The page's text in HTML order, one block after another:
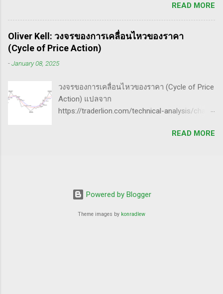
3/01/21/book-review-of-stock-market-
technique-number-one-by-richard-d-wyckoff/
ขั้นตอนการทำราคาของ Market Maker 1) เลือก
เป้าหมาย - ทำการทดสอบอย่างต่อเนื่องเพื่อดูว่า
ตลาดที่มีความต้านทานน้อยสุด - ที่ต้องเลือกตัวที่
มีความต้าน...
ตนเอง และต้องตั้งกฏขึ้นมา - ต้องมีวินัย ทำตาม
กฎ - ต้องอยู่ในขอบเขตความรู้/สามารถในการ
แข่งขันตน - เทรดตาม setup ที่คุ้นเคย - ห้ามถัว
เฉลี่ยขาดทุน เป้าหมายของนักเทรดมืออาชีพ -
ตัดขาดทุนให้เสียหายน้อยไว้ก่อน - กินกำไรคำ
ใหญ่(กว่าตัดขาดทุน) - ทบต้นให้ได้มากที่สุด /
50% ของทั้งหมด กุญแจ 4 ดอกเพื่อปั้นพอร์ตให้โต
ระเบิด ๑. จับจังหวะตลาด Price pattern ฐานราคา
จะเกิดซ้ำรอยเสมอ ระบุให้ได้ ซื้อให้ถูกจังหวะ ฝึก
ที่ - ทะลุขึ้นจากการบีบตัว consolidation - ทะลุขึ้น
กำไร อย่าถือยาว จบรอบ ตัวใครตัวมัน ๒.
READ MORE
Oliver Kell: วงจรของการเคลื่อนไหวของราคา
(Cycle of Price Action)
-January 08, 2025
วงจรของการเคลื่อนไหวของราคา (Cycle of Price
Action) แปลจาก
https://traderlion.com/technical-analysis/chart-
Oliver Kell เป็นนักเทรดที่ประสบความสำเร็จอย่าง
ตลาดขาขึ้น (Uptrend) และตลาดขาลง
Price Action กลยุทธ์ Cycle of Price Action ของ
READ MORE
Powered by Blogger
Theme images by konradlew